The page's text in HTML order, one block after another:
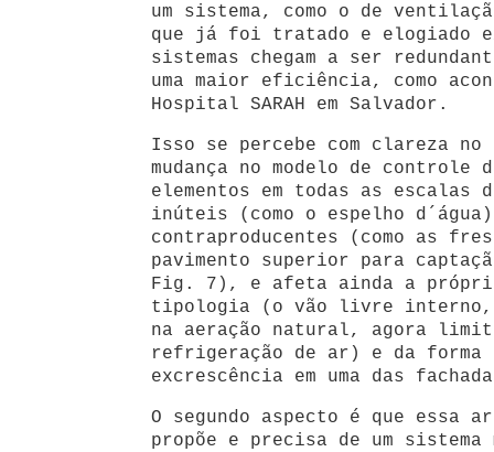
um sistema, como o de
que já foi tratado e elogiado
sistemas chegam a ser
uma maior eficiência, como
Hospital SARAH em Salvador.
Isso se percebe com clareza no
mudança no modelo de controle
elementos em todas as escalas
inúteis (como o espelho
contraproducentes (como as
pavimento superior para
Fig. 7), e afeta ainda a
tipologia (o vão livre interno,
na aeração natural, agora
refrigeração de ar) e da forma
excrescência em uma das
O segundo aspecto é que essa
propõe e precisa de um